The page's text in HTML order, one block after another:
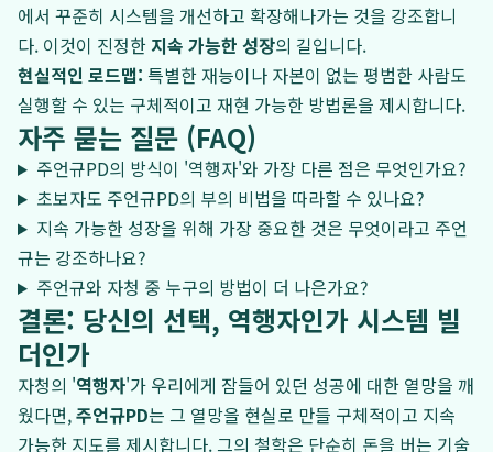
에서 꾸준히 시스템을 개선하고 확장해나가는 것을 강조합니
다. 이것이 진정한 지속 가능한 성장의 길입니다.
현실적인 로드맵: 특별한 재능이나 자본이 없는 평범한 사람도
실행할 수 있는 구체적이고 재현 가능한 방법론을 제시합니다.
자주 묻는 질문 (FAQ)
주언규PD의 방식이 '역행자'와 가장 다른 점은 무엇인가요?
초보자도 주언규PD의 부의 비법을 따라할 수 있나요?
지속 가능한 성장을 위해 가장 중요한 것은 무엇이라고 주언
규는 강조하나요?
주언규와 자청 중 누구의 방법이 더 나은가요?
결론: 당신의 선택, 역행자인가 시스템 빌
더인가
자청의 '역행자'가 우리에게 잠들어 있던 성공에 대한 열망을 깨
웠다면,주언규PD는 그 열망을 현실로 만들 구체적이고 지속
가능한 지도를 제시합니다. 그의 철학은 단순히 돈을 버는 기술